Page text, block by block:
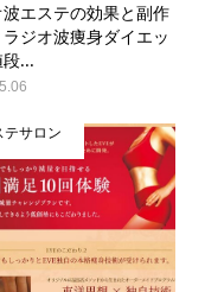
エステの効果と副作
ジオ波痩身ダイエッ
段...
テサロン